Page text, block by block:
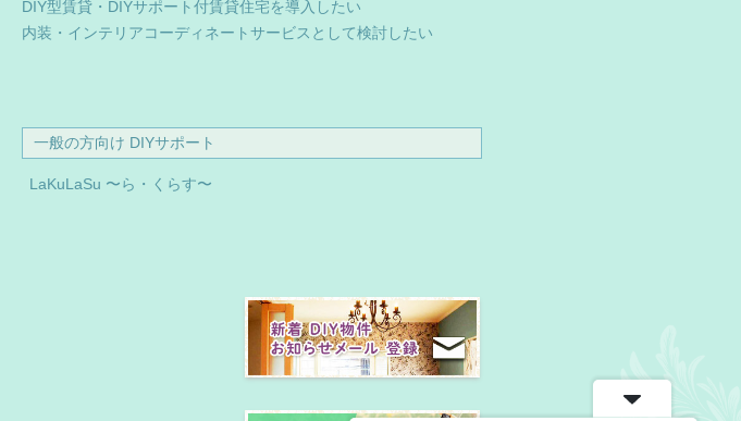
DIY型賃貸・DIYサポート付賃貸住宅を導入したい
内装・インテリアコーディネートサービスとして検討したい
一般の方向け DIYサポート
LaKuLaSu 〜ら・くらす〜